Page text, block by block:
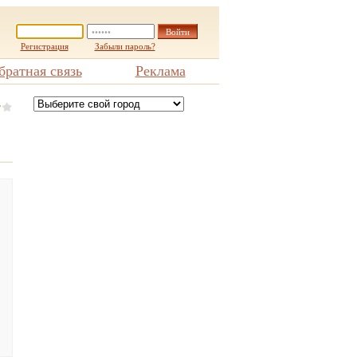
Регистрация Забыли пароль?
связь Реклама